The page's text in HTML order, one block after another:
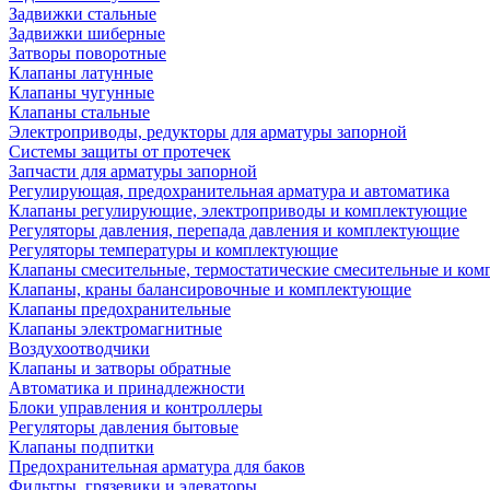
Задвижки стальные
Задвижки шиберные
Затворы поворотные
Клапаны латунные
Клапаны чугунные
Клапаны стальные
Электроприводы, редукторы для арматуры запорной
Системы защиты от протечек
Запчасти для арматуры запорной
Регулирующая, предохранительная арматура и автоматика
Клапаны регулирующие, электроприводы и комплектующие
Регуляторы давления, перепада давления и комплектующие
Регуляторы температуры и комплектующие
Клапаны смесительные, термостатические смесительные и
Клапаны, краны балансировочные и комплектующие
Клапаны предохранительные
Клапаны электромагнитные
Воздухоотводчики
Клапаны и затворы обратные
Автоматика и принадлежности
Блоки управления и контроллеры
Регуляторы давления бытовые
Клапаны подпитки
Предохранительная арматура для баков
Фильтры, грязевики и элеваторы